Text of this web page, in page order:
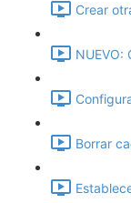
Crear
NUEVO:
Borrar